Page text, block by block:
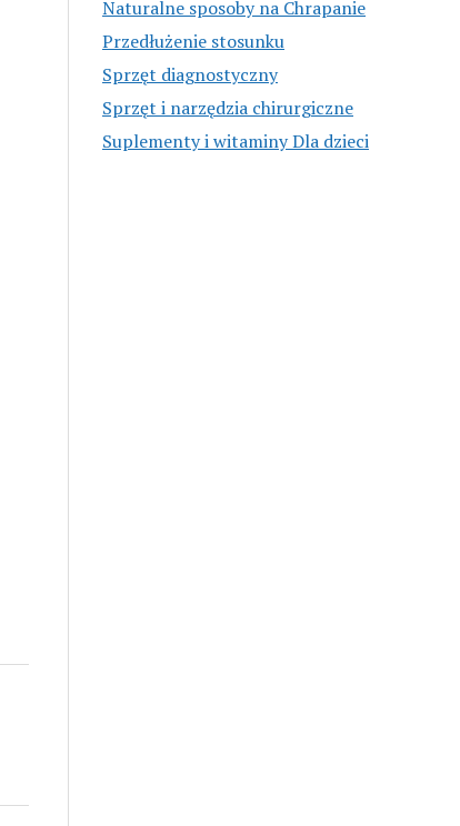
Naturalne sposoby na Chrapanie
Przedłużenie stosunku
Sprzęt diagnostyczny
Sprzęt i narzędzia chirurgiczne
Suplementy i witaminy Dla dzieci